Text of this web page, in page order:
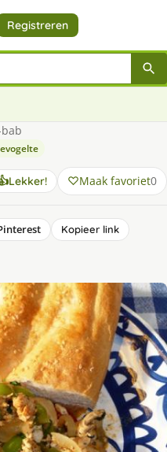
Registreren
Lekker! Maak favoriet0
Kopieer link